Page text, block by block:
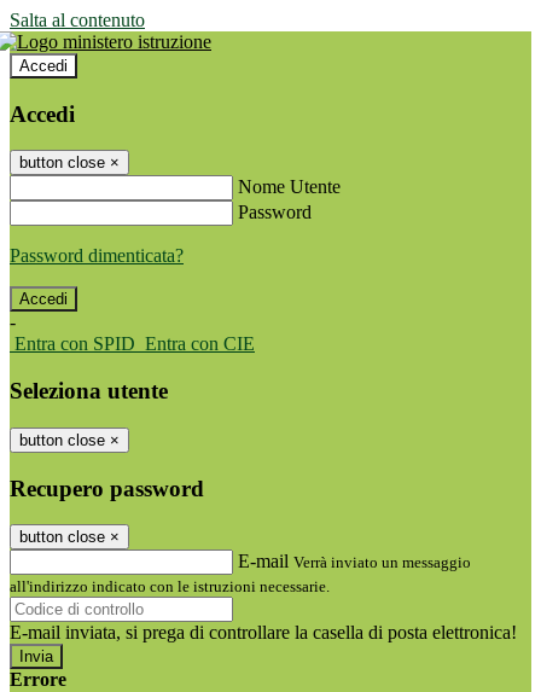
Salta al contenuto
Accedi
Accedi
button close ×
Nome Utente
Password
Password dimenticata?
-
Entra con SPID Entra con CIE
Seleziona utente
button close ×
Recupero password
button close ×
E-mail Verrà inviato un messaggio
all'indirizzo indicato con le istruzioni necessarie.
E-mail inviata, si prega di controllare la casella di posta elettronica!
Errore